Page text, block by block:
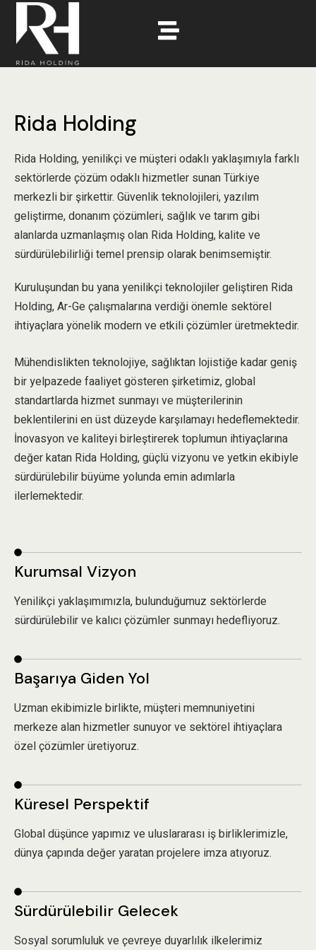
Rida Holding
Rida Holding, yenilikçi ve müşteri odaklı yaklaşımıyla farklı
sektörlerde çözüm odaklı hizmetler sunan Türkiye
merkezli bir şirkettir. Güvenlik teknolojileri, yazılım
geliştirme, donanım çözümleri, sağlık ve tarım gibi
alanlarda uzmanlaşmış olan Rida Holding, kalite ve
sürdürülebilirliği temel prensip olarak benimsemiştir.
Kuruluşundan bu yana yenilikçi teknolojiler geliştiren Rida
Holding, Ar-Ge çalışmalarına verdiği önemle sektörel
ihtiyaçlara yönelik modern ve etkili çözümler üretmektedir.
Mühendislikten teknolojiye, sağlıktan lojistiğe kadar geniş
bir yelpazede faaliyet gösteren şirketimiz, global
standartlarda hizmet sunmayı ve müşterilerinin
beklentilerini en üst düzeyde karşılamayı hedeflemektedir.
İnovasyon ve kaliteyi birleştirerek toplumun ihtiyaçlarına
değer katan Rida Holding, güçlü vizyonu ve yetkin ekibiyle
sürdürülebilir büyüme yolunda emin adımlarla
ilerlemektedir.
Kurumsal Vizyon
Yenilikçi yaklaşımımızla, bulunduğumuz sektörlerde
sürdürülebilir ve kalıcı çözümler sunmayı hedefliyoruz.
Başarıya Giden Yol
Uzman ekibimizle birlikte, müşteri memnuniyetini
merkeze alan hizmetler sunuyor ve sektörel ihtiyaçlara
özel çözümler üretiyoruz.
Küresel Perspektif
Global düşünce yapımız ve uluslararası iş birliklerimizle,
dünya çapında değer yaratan projelere imza atıyoruz.
Sürdürülebilir Gelecek
Sosyal sorumluluk ve çevreye duyarlılık ilkelerimiz